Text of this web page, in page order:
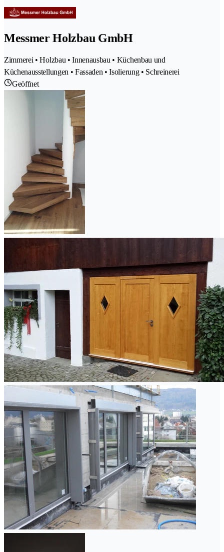
Messmer Holzbau GmbH
Zimmerei • Holzbau • Innenausbau • Küchenbau und
Küchenausstellungen • Fassaden • Isolierung • Schreinerei
Geöffnet